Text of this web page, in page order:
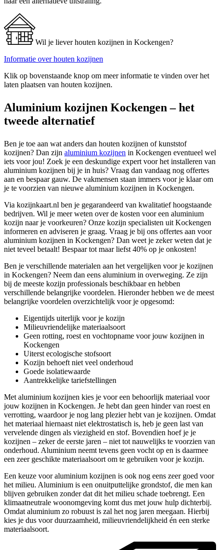
Wil je liever houten kozijnen in Kockengen?
Informatie over houten kozijnen
Klik op bovenstaande knop om meer informatie te vinden over het
laten plaatsen van houten kozijnen.
Aluminium kozijnen Kockengen – het
tweede alternatief
Ben je toe aan wat anders dan houten kozijnen of kunststof
kozijnen? Dan zijn aluminium kozijnen in Kockengen eventueel wel
iets voor jou! Zoek je een deskundige expert voor het installeren van
aluminium kozijnen bij je in huis? Vraag dan vandaag nog offertes
aan en bespaar gauw. De vakmensen staan immers voor je klaar om
je te voorzien van nieuwe aluminium kozijnen in Kockengen.
Via kozijnkaart.nl ben je gegarandeerd van kwalitatief hoogstaande
bedrijven. Wil je meer weten over de kosten voor een aluminium
kozijn naar je voorkeuren? Onze kozijn specialisten uit Kockengen
informeren en adviseren je graag. Vraag je bij ons offertes aan voor
aluminium kozijnen in Kockengen? Dan weet je zeker weten dat je
niet teveel betaalt! Bespaar tot maar liefst 40% op je onkosten!
Ben je verschillende materialen aan het vergelijken voor je kozijnen
in Kockengen? Neem dan eens aluminium in overweging. Ze zijn
bij de meeste kozijn professionals beschikbaar en hebben
verschillende belangrijke voordelen. Hieronder hebben we de meest
belangrijke voordelen overzichtelijk voor je opgesomd:
Eigentijds uiterlijk voor je kozijn
Milieuvriendelijke materiaalsoort
Geen rotting, roest en vochtopname voor jouw kozijnen in
Kockengen
Uiterst ecologische stofsoort
Kozijn behoeft niet veel onderhoud
Goede isolatiewaarde
Aantrekkelijke tariefstellingen
Met aluminium kozijnen kies je voor een behoorlijk materiaal voor
jouw kozijnen in Kockengen. Je hebt dan geen hinder van roest en
verrotting, waardoor je nog lang plezier hebt van je kozijnen. Omdat
het materiaal hiernaast niet elektrostatisch is, heb je geen last van
vervelende dingen als viezigheid en stof. Bovendien hoef je je
kozijnen – zeker de eerste jaren – niet tot nauwelijks te voorzien van
onderhoud. Aluminium neemt tevens geen vocht op en is daarmee
een zeer geschikte materiaalsoort om te gebruiken voor je kozijn.
Een keuze voor aluminium kozijnen is ook nog eens zeer goed voor
het milieu. Aluminium is een onuitputtelijke grondstof, die men kan
blijven gebruiken zonder dat dit het milieu schade toebrengt. Een
klimaatneutrale woonomgeving komt dus met jouw hulp dichterbij.
Omdat aluminium zo robuust is zal het nog jaren meegaan. Hierbij
kies je dus voor duurzaamheid, milieuvriendelijkheid én een sterke
materiaalsoort.